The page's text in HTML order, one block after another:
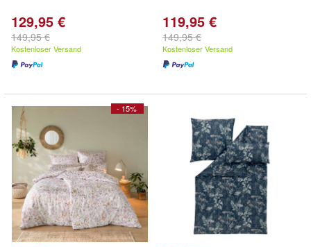
129,95 €
149,95 €
Kostenloser Versand
119,95 €
149,95 €
Kostenloser Versand
- 15%